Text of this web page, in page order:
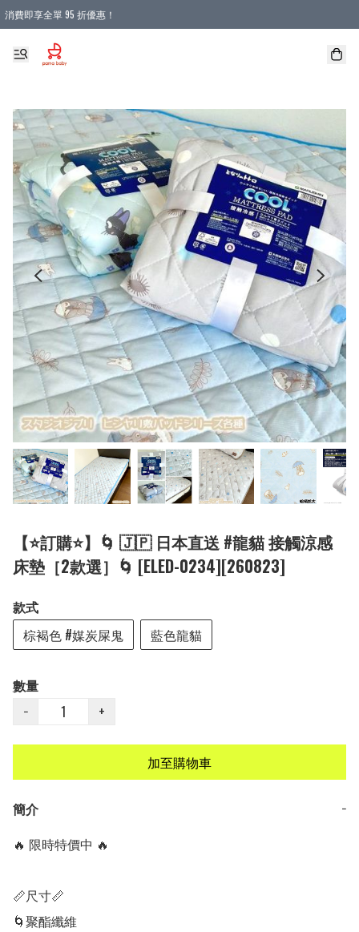
消費即享全單 95 折優惠！
購物滿 HKD 900.00即享免運費優惠！（適用於 本地送貨、本地取貨 )
【⭐訂購⭐】🌀 🇯🇵 日本直送 #龍貓 接觸涼感
床墊［2款選］🌀 [ELED-0234][260823]
款式
棕褐色 #媒炭屎鬼
藍色龍貓
數量
−
+
加至購物車
簡介
−
🔥 限時特價中 🔥
📏尺寸📏
🌀聚酯纖維